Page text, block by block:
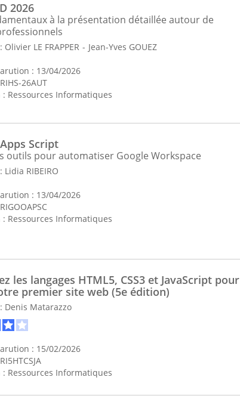
2026
à la présentation détaillée autour de
Olivier LE FRAPPER Jean-Yves GOUEZ
: 13/04/2026
26AUT
: Ressources Informatiques
Script
outils pour automatiser Google Workspace
Lidia RIBEIRO
: 13/04/2026
: Ressources Informatiques
les langages HTML5, CSS3 et JavaScript pour
premier site web (5e édition)
Denis Matarazzo
: 15/02/2026
: Ressources Informatiques